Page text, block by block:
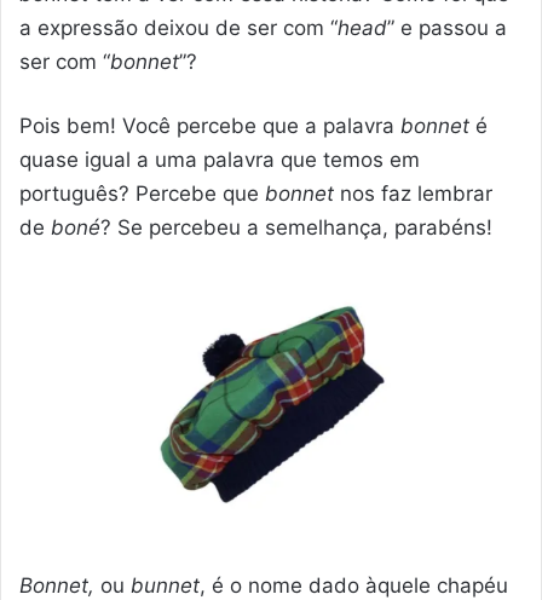
a expressão deixou de ser com “head” e passou a
ser com “bonnet”?
Pois bem! Você percebe que a palavra bonnet é
quase igual a uma palavra que temos em
português? Percebe que bonnet nos faz lembrar
de boné? Se percebeu a semelhança, parabéns!
Bonnet, ou bunnet, é o nome dado àquele chapéu